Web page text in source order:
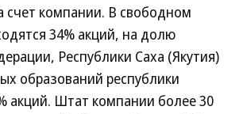
счет компании. В свободном
34% акций, на долю
Республики Саха (Якутия)
образований республики
акций. Штат компании более 30